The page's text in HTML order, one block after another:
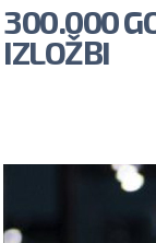
300.000
IZLOŽBI